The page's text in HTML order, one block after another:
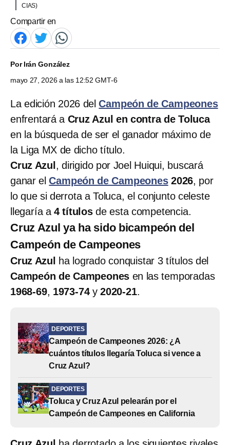
CIAS)
Compartir en
PorIrán González
mayo 27, 2026 a las 12:52 GMT-6
La edición 2026 delCampeón de Campeones
enfrentará a Cruz Azul en contra de Toluca
en la búsqueda de ser el ganador máximo de
la Liga MX de dicho título.
Cruz Azul , dirigido por Joel Huiqui, buscará
ganar elCampeón de Campeones2026, por
lo que si derrota a Toluca, el conjunto celeste
llegaría a 4 títulosde esta competencia.
Cruz Azul ya ha sido bicampeón del
Campeón de Campeones
Cruz Azul
ha logrado conquistar 3 títulos del
Campeón de Campeones en las temporadas
1968-69, 1973-74y2020-21.
DEPORTES
Campeón de Campeones 2026: ¿A
cuántos títulos llegaría Toluca si vence a
Cruz Azul?
DEPORTES
Toluca y Cruz Azul pelearán por el
Campeón de Campeones en California